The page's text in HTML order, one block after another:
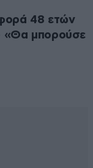
48 ετών
«Θα μπορούσε